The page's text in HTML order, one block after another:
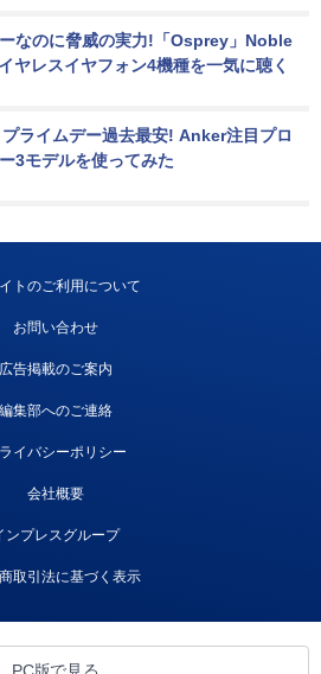
なのに脅威の実力!「Osprey」Noble
ヤレスイヤフォン4機種を一気に聴く
ライムデー過去最安! Anker注目プロ
3モデルを使ってみた
トのご利用について
お問い合わせ
広告掲載のご案内
編集部へのご連絡
イバシーポリシー
会社概要
ンプレスグループ
取引法に基づく表示
PC版で見る